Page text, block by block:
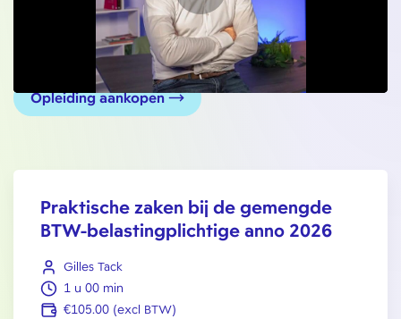
Opleiding aankopen
Praktische zaken bij de gemengde
BTW-belastingplichtige anno 2026
Gilles Tack
1 u 00 min
€105.00 (excl BTW)